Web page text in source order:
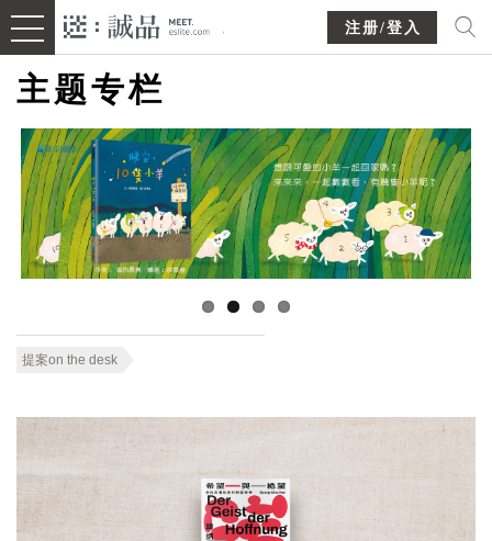
注册/登入
主题专栏
提案on the desk